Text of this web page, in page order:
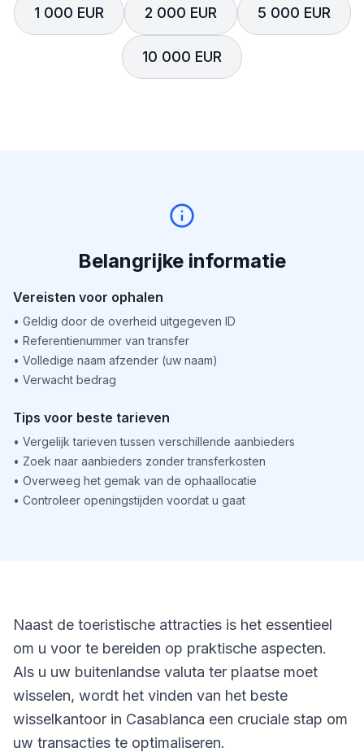
1 000 EUR 2 000 EUR 5 000 EUR
10 000 EUR
Belangrijke informatie
Vereisten voor ophalen
• Geldig door de overheid uitgegeven ID
• Referentienummer van transfer
• Volledige naam afzender (uw naam)
• Verwacht bedrag
Tips voor beste tarieven
• Vergelijk tarieven tussen verschillende aanbieders
• Zoek naar aanbieders zonder transferkosten
• Overweeg het gemak van de ophaallocatie
• Controleer openingstijden voordat u gaat
Naast de toeristische attracties is het essentieel
om u voor te bereiden op praktische aspecten.
Als u uw buitenlandse valuta ter plaatse moet
wisselen, wordt het vinden van het beste
wisselkantoor in Casablanca een cruciale stap om
uw transacties te optimaliseren.